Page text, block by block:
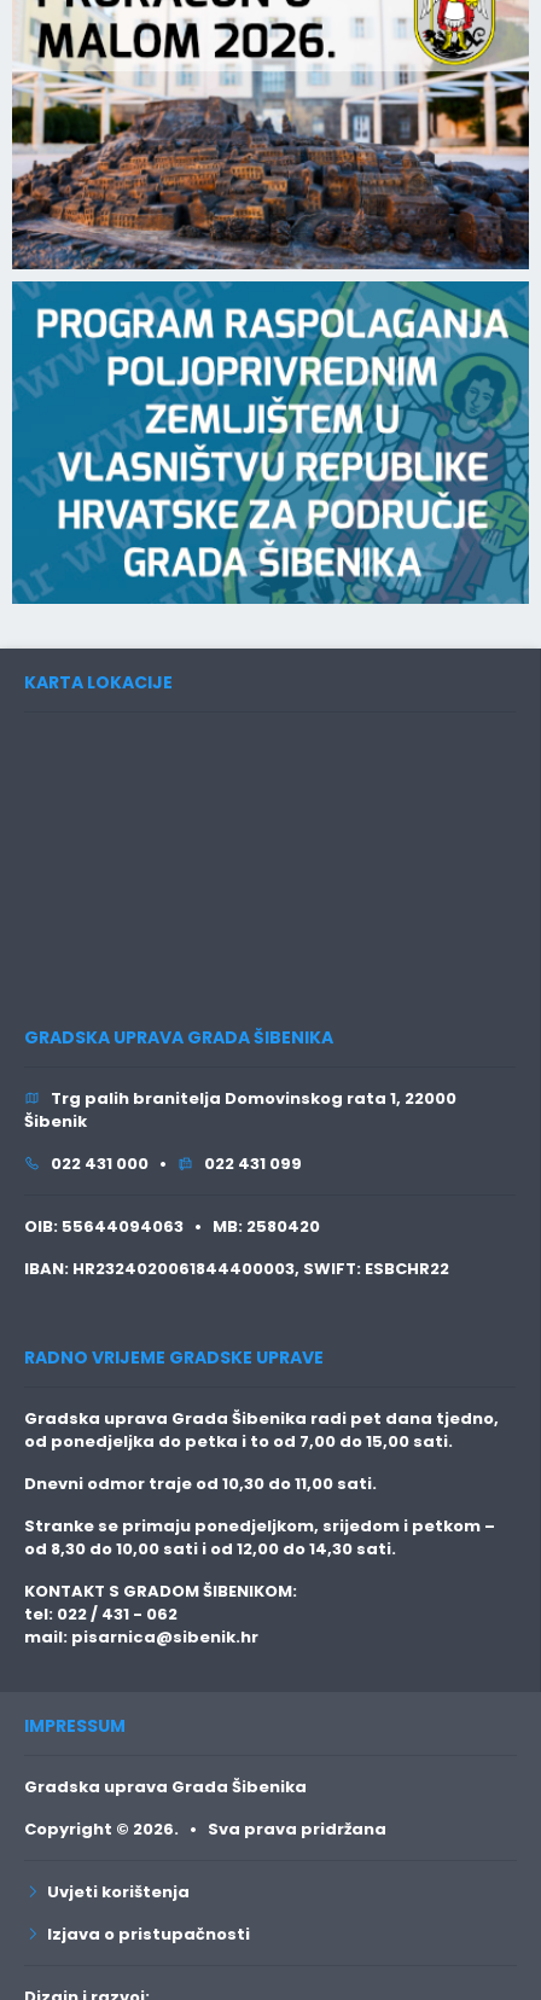
KARTA LOKACIJE
GRADSKA UPRAVA GRADA ŠIBENIKA
Trg palih branitelja Domovinskog rata 1, 22000
Šibenik
022 431 000 •
022 431 099
OIB: 55644094063 • MB: 2580420
IBAN: HR2324020061844400003, SWIFT: ESBCHR22
RADNO VRIJEME GRADSKE UPRAVE
Gradska uprava Grada Šibenika radi pet dana tjedno,
od ponedjeljka do petka i to od 7,00 do 15,00 sati.
Dnevni odmor traje od 10,30 do 11,00 sati.
Stranke se primaju ponedjeljkom, srijedom i petkom –
od 8,30 do 10,00 sati i od 12,00 do 14,30 sati.
KONTAKT S GRADOM ŠIBENIKOM:
tel: 022 / 431 - 062
mail: pisarnica@sibenik.hr
IMPRESSUM
Gradska uprava Grada Šibenika
Copyright © 2026. • Sva prava pridržana
Uvjeti korištenja
Izjava o pristupačnosti